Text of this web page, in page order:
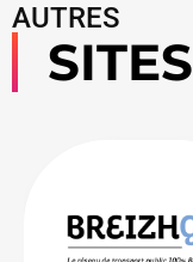
AUTRES
SITES